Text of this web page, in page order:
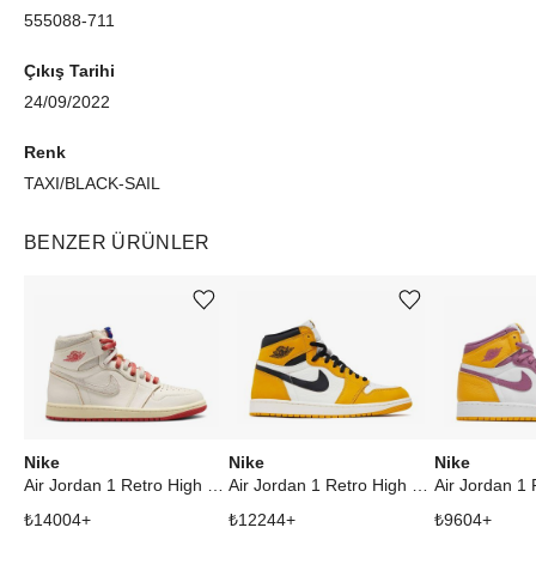
555088-711
Çıkış Tarihi
24/09/2022
Renk
TAXI/BLACK-SAIL
BENZER ÜRÜNLER
Nike
₺14004+
Ürünü istek listesine ekle veya listeden çıkar
Nike
₺12244+
Ürünü istek listesine ekle veya listeden çıkar
Nike
₺9604+